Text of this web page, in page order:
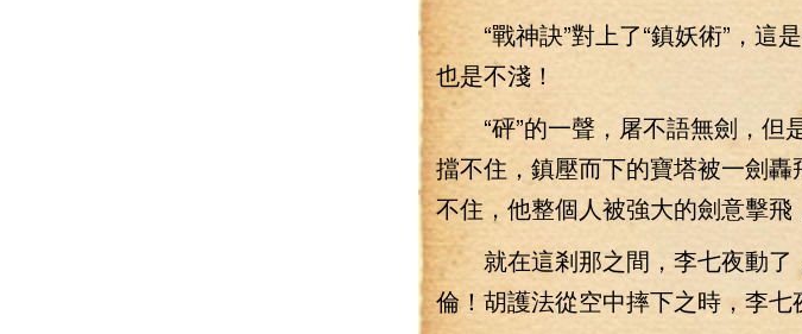
“戰神訣”對上了“鎮妖術”，這
也是不淺！
“砰”的一聲，屠不語無劍，但是
擋不住，鎮壓而下的寶塔被一劍
不住，他整個人被強大的劍意擊飛
就在這剎那之間，李七夜動了
倫！胡護法從空中摔下之時，李七